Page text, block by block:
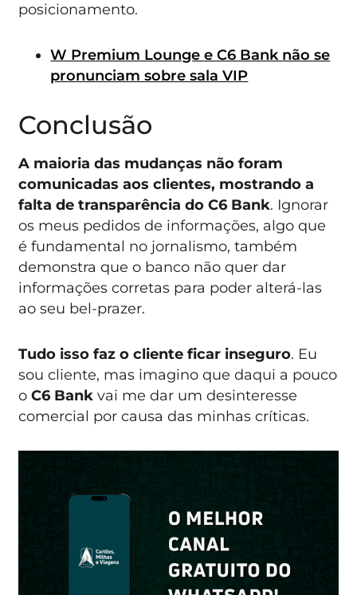
posicionamento.
W Premium Lounge e C6 Bank não se
pronunciam sobre sala VIP
Conclusão
A maioria das mudanças não foram
comunicadas aos clientes, mostrando a
falta de transparência do C6 Bank. Ignorar
os meus pedidos de informações, algo que
é fundamental no jornalismo, também
demonstra que o banco não quer dar
informações corretas para poder alterá-las
ao seu bel-prazer.
Tudo isso faz o cliente ficar inseguro. Eu
sou cliente, mas imagino que daqui a pouco
oC6 Bank vai me dar um desinteresse
comercial por causa das minhas críticas.